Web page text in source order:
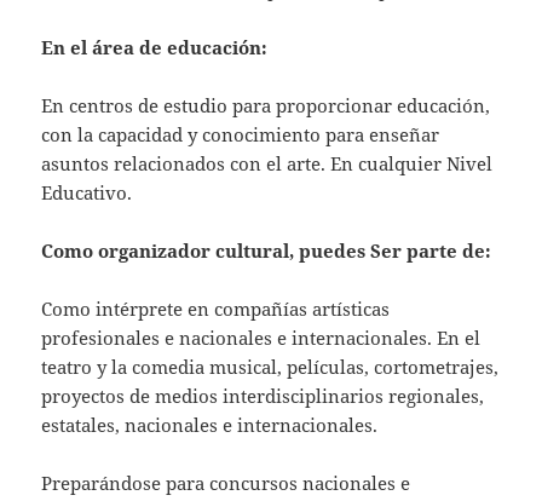
En el área deeducación:
En centros de estudio para proporcionar educación,
con la capacidad y conocimiento para enseñar
asuntos relacionados con el arte. En cualquier Nivel
Educativo.
Como organizador cultural, puedesSer parte de:
Como intérprete en compañías artísticas
profesionales e nacionales e internacionales. En el
teatro y la comedia musical, películas, cortometrajes,
proyectos de medios interdisciplinarios regionales,
estatales, nacionales e internacionales.
Preparándose para concursos nacionales e